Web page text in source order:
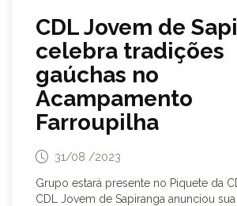
CDL Jovem de
celebra tradições
gaúchas no
Acampamento
Farroupilha
31/08 /2023
Grupo estará presente no Piquete da
CDL Jovem de Sapiranga anunciou